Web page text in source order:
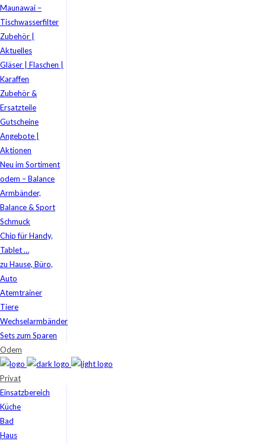
Maunawai –
Tischwasserfilter
Zubehör |
Aktuelles
Gläser | Flaschen |
Karaffen
Zubehör &
Ersatzteile
Gutscheine
Angebote |
Aktionen
Neu im Sortiment
odem – Balance
Armbänder,
Balance & Sport
Schmuck
Chip für Handy,
Tablet …
zu Hause, Büro,
Auto
Atemtrainer
Tiere
Wechselarmbänder
Sets zum Sparen
Odem
Privat
Einsatzbereich
Küche
Bad
Haus